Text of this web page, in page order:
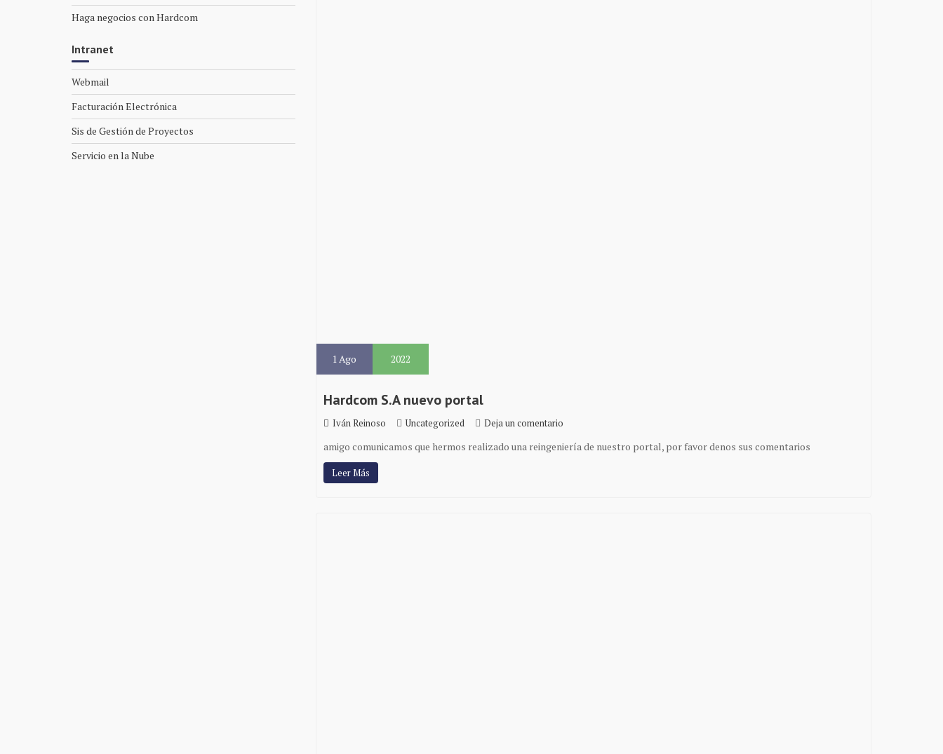
1Ago 2022
Hardcom S.A nuevo portal
Iván Reinoso Uncategorized Deja un comentario
amigo comunicamos que hermos realizado una reingeniería de nuestro portal, por favor denos sus comentarios
Leer Más
Haga negocios con Hardcom
Intranet
Webmail
Facturación Electrónica
Sis de Gestión de Proyectos
Servicio en la Nube